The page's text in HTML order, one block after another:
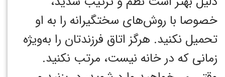
خصوصا با روش‌های سختگیرانه را به او
تحمیل نکنید. هرگز اتاق فرزندتان را به‌ویژه
زمانی که در خانه نیست، مرتب نکنید.